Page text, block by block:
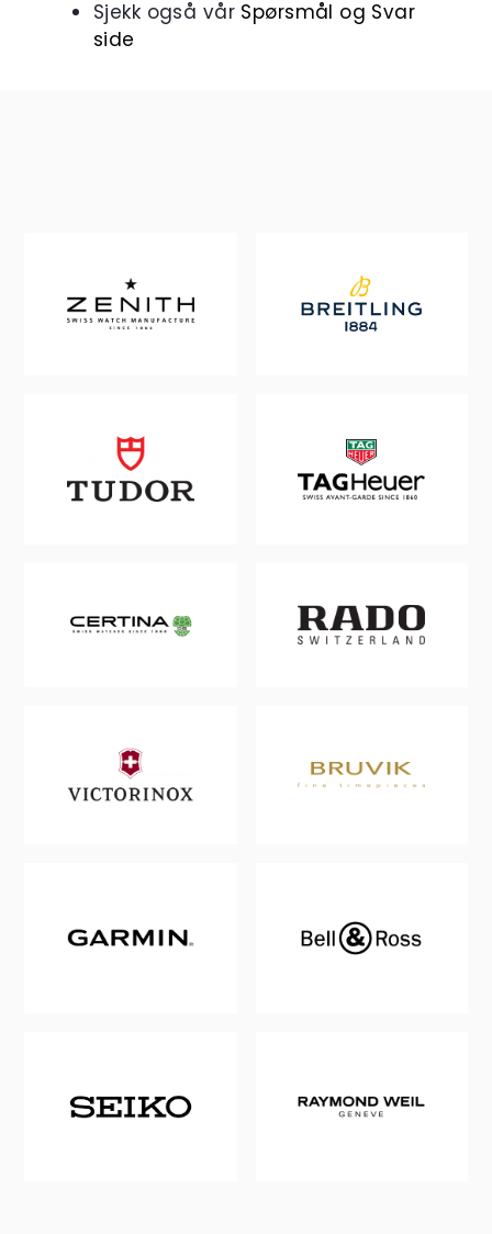
Sjekk også vår Spørsmål og Svar
side